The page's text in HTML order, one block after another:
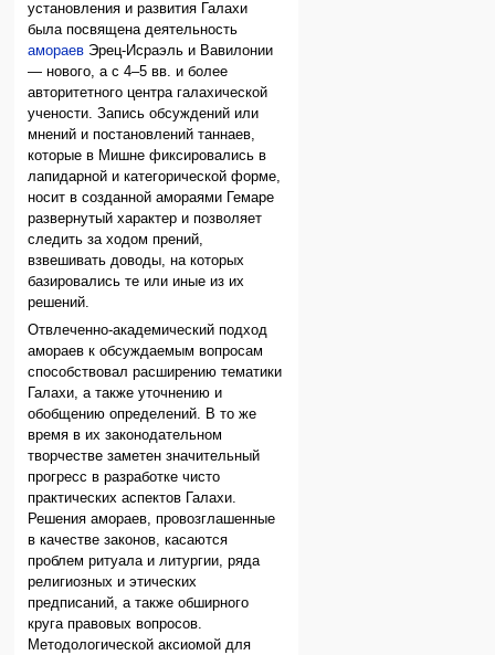
установления и развития Галахи
была посвящена деятельность
амораев Эрец-Исраэль и Вавилонии
— нового, а с 4–5 вв. и более
авторитетного центра галахической
учености. Запись обсуждений или
мнений и постановлений таннаев,
которые в Мишне фиксировались в
лапидарной и категорической форме,
носит в созданной амораями Гемаре
развернутый характер и позволяет
следить за ходом прений,
взвешивать доводы, на которых
базировались те или иные из их
решений.
Отвлеченно-академический подход
амораев к обсуждаемым вопросам
способствовал расширению тематики
Галахи, а также уточнению и
обобщению определений. В то же
время в их законодательном
творчестве заметен значительный
прогресс в разработке чисто
практических аспектов Галахи.
Решения амораев, провозглашенные
в качестве законов, касаются
проблем ритуала и литургии, ряда
религиозных и этических
предписаний, а также обширного
круга правовых вопросов.
Методологической аксиомой для